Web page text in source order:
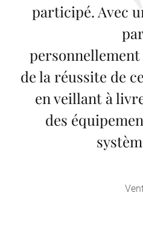
participé. Avec
de la réussite de
en veillant à
des